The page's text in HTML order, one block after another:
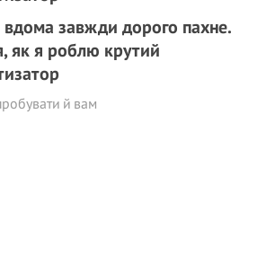
завжди дорого пахне.
як я роблю крутий
й вам